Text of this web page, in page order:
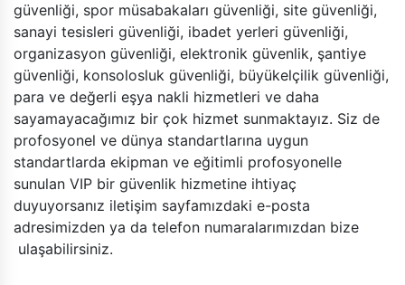
güvenliği, spor müsabakaları güvenliği, site güvenliği,
sanayi tesisleri güvenliği, ibadet yerleri güvenliği,
organizasyon güvenliği, elektronik güvenlik, şantiye
güvenliği, konsolosluk güvenliği, büyükelçilik güvenliği,
para ve değerli eşya nakli hizmetleri ve daha
sayamayacağımız bir çok hizmet sunmaktayız. Siz de
profosyonel ve dünya standartlarına uygun
standartlarda ekipman ve eğitimli profosyonelle
sunulan VIP bir güvenlik hizmetine ihtiyaç
duyuyorsanız iletişim sayfamızdaki e-posta
adresimizden ya da telefon numaralarımızdan bize
ulaşabilirsiniz.